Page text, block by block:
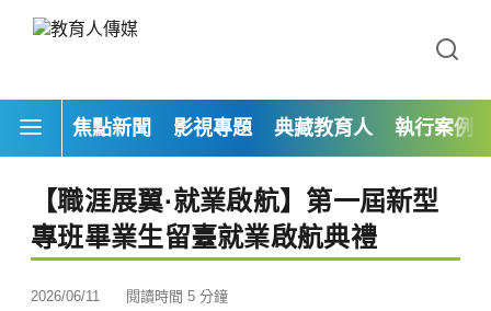
焦點新聞 影視專題 典藏教育人 執行案例
【職涯展翼·就業啟航】第一屆新型
專班畢業生留臺就業啟航典禮
2026/06/11 閱讀時間 5 分鐘